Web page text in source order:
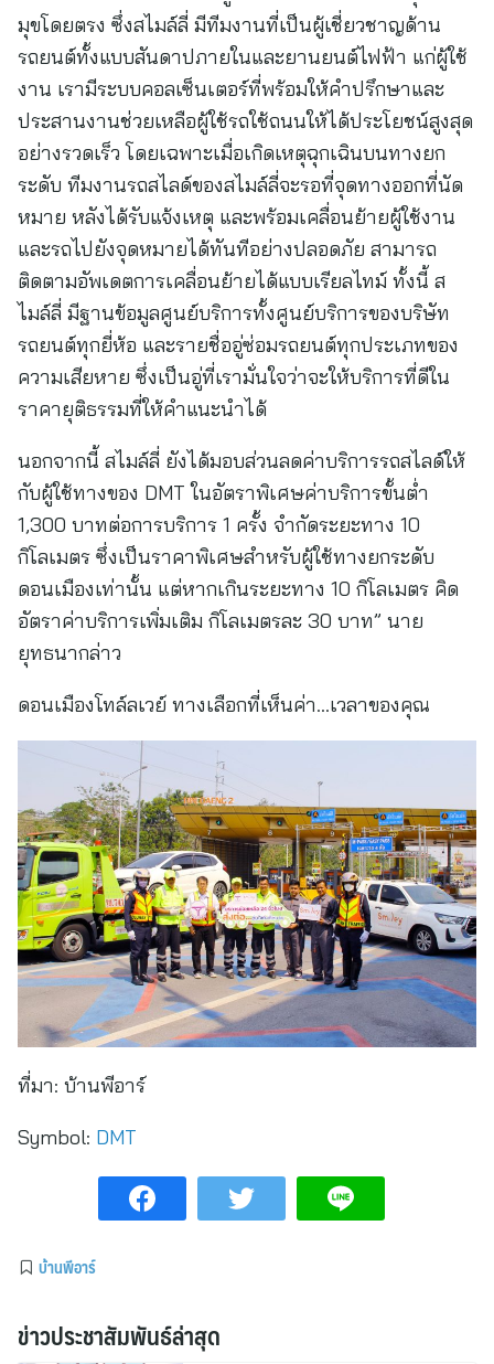
มุขโดยตรง ซึ่งสไมล์ลี่ มีทีมงานที่เป็นผู้เชี่ยวชาญด้าน
รถยนต์ทั้งแบบสันดาปภายในและยานยนต์ไฟฟ้า แก่ผู้ใช้
งาน เรามีระบบคอลเซ็นเตอร์ที่พร้อมให้คำปรึกษาและ
ประสานงานช่วยเหลือผู้ใช้รถใช้ถนนให้ได้ประโยชน์สูงสุด
อย่างรวดเร็ว โดยเฉพาะเมื่อเกิดเหตุฉุกเฉินบนทางยก
ระดับ ทีมงานรถสไลด์ของสไมล์ลี่จะรอที่จุดทางออกที่นัด
หมาย หลังได้รับแจ้งเหตุ และพร้อมเคลื่อนย้ายผู้ใช้งาน
และรถไปยังจุดหมายได้ทันทีอย่างปลอดภัย สามารถ
ติดตามอัพเดตการเคลื่อนย้ายได้แบบเรียลไทม์ ทั้งนี้ ส
ไมล์ลี่ มีฐานข้อมูลศูนย์บริการทั้งศูนย์บริการของบริษัท
รถยนต์ทุกยี่ห้อ และรายชื่ออู่ซ่อมรถยนต์ทุกประเภทของ
ความเสียหาย ซึ่งเป็นอู่ที่เรามั่นใจว่าจะให้บริการที่ดีใน
ราคายุติธรรมที่ให้คำแนะนำได้
นอกจากนี้ สไมล์ลี่ ยังได้มอบส่วนลดค่าบริการรถสไลด์ให้
กับผู้ใช้ทางของ DMT ในอัตราพิเศษค่าบริการขั้นต่ำ
1,300 บาทต่อการบริการ 1 ครั้ง จำกัดระยะทาง 10
กิโลเมตร ซึ่งเป็นราคาพิเศษสำหรับผู้ใช้ทางยกระดับ
ดอนเมืองเท่านั้น แต่หากเกินระยะทาง 10 กิโลเมตร คิด
อัตราค่าบริการเพิ่มเติม กิโลเมตรละ 30 บาท” นาย
ยุทธนากล่าว
ดอนเมืองโทล์ลเวย์ ทางเลือกที่เห็นค่า…เวลาของคุณ
ที่มา: บ้านพีอาร์
Symbol: DMT
บ้านพีอาร์
ข่าวประชาสัมพันธ์ล่าสุด